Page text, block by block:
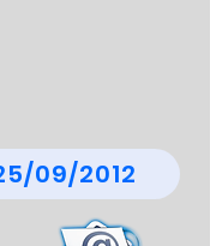
09/2012